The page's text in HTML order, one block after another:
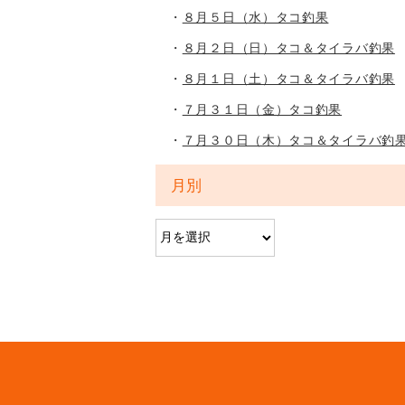
８月５日（水）タコ釣果
８月２日（日）タコ＆タイラバ釣果
８月１日（土）タコ＆タイラバ釣果
７月３１日（金）タコ釣果
７月３０日（木）タコ＆タイラバ釣
月別